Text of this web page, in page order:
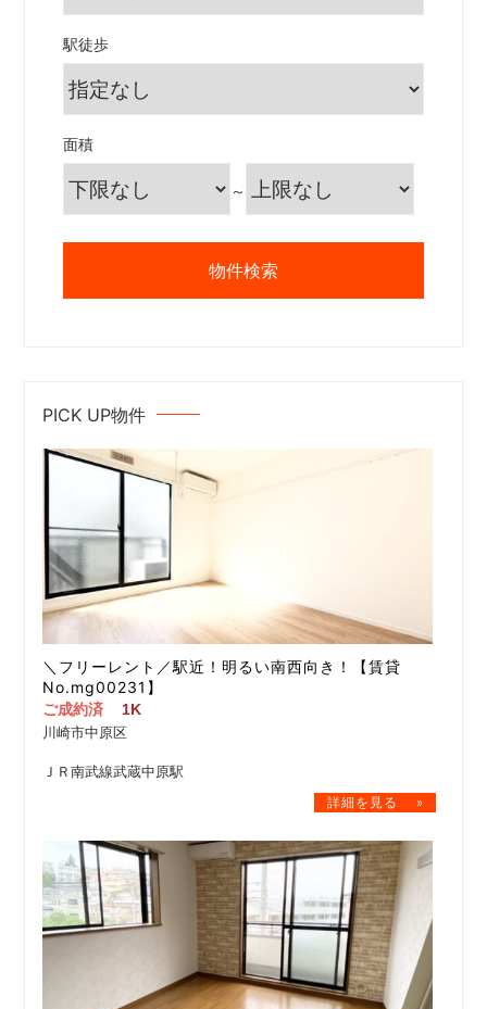
駅徒歩
面積
～
PICK UP物件
＼フリーレント／駅近！明るい南西向き！【賃貸
No.mg00231】
ご成約済
1K
川崎市中原区
ＪＲ南武線武蔵中原駅